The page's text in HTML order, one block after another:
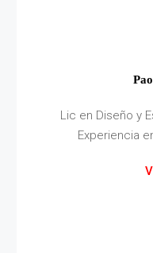
Lic en Diseño y
Experiencia